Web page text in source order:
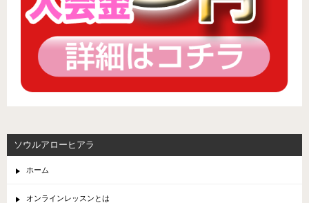
ソウルアローヒアラ
ホーム
オンラインレッスンとは